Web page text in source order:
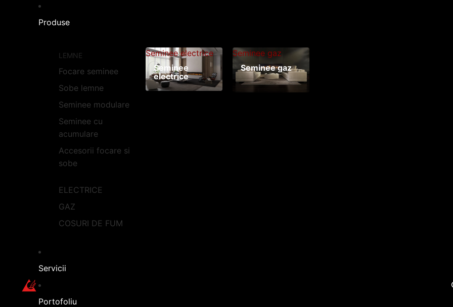
Produse
LEMNE
Focare seminee
Sobe lemne
Seminee modulare
Seminee cu
acumulare
Accesorii focare si
sobe
ELECTRICE
GAZ
COSURI DE FUM
Seminee electrice
Seminee
electrice
Seminee gaz
Seminee gaz
Servicii
Portofoliu